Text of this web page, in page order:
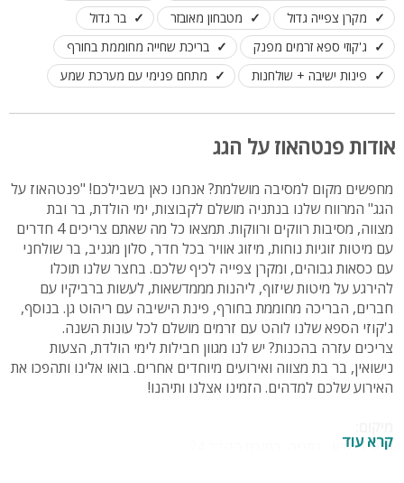
מקרן צפייה גדול
מטבחון מאובזר
בר גדול
ג'קוזי ספא זרמים מפנק
בריכת שחייה מחוממת בחורף
פינות ישיבה + שולחנות
מתחם פנימי עם מערכת שמע
אודות פנטהאוז על הגג
מחפשים מקום למסיבה מושלמת? אנחנו כאן בשבילכם! "פנטהאוז על
הגג" המרווח שלנו בנתניה מושלם לקבוצות, ימי הולדת, בר ובת
מצווה, מסיבות רווקים ורווקות. תמצאו כל מה שאתם צריכים 4 חדרים
עם מיטות זוגיות נוחות, מיזוג אוויר בכל חדר, סלון מגניב, בר שולחני
עם כסאות גבוהים, ומקרן צפייה לכיף שלכם. בחצר שלנו תוכלו
להירגע על מיטות שיזוף, ליהנות מממדשאות, לעשות ברביקיו עם
חברים, הבריכה מחוממת בחורף, פינת הישיבה עם ריהוט גן. בנוסף,
ג'קוזי הספא שלנו לוהט עם זרמים מושלם לכל עונות השנה.
צריכים עזרה בהכנות? יש לנו מגוון חבילות לימי הולדת, הצעות
נישואין, בר בת מצווה ואירועים מיוחדים אחרים. בואו אלינו ותהפכו את
האירוע שלכם למדהים. הזמינו אצלנו ותיהנו!
אזור השרון, נתניה, כתובת הקדר 24
קרא עוד